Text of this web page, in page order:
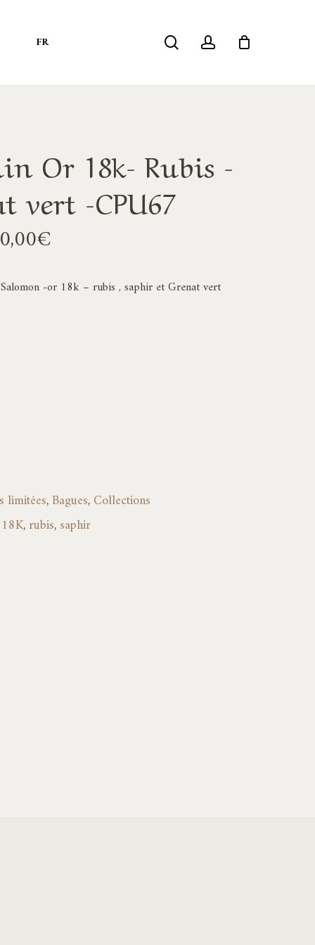
FR searchaccount
Or 18k- Rubis -
vert -CPU67
€
prix :
2240,00€
-or 18k – rubis , saphir et Grenat vert
limitées,Bagues,Collections
,rubis,saphir